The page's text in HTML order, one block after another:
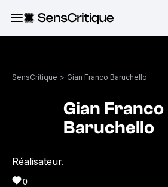
SensCritique > Gian Franco Baruchello
Gian Franco
Baruchello
Réalisateur.
0